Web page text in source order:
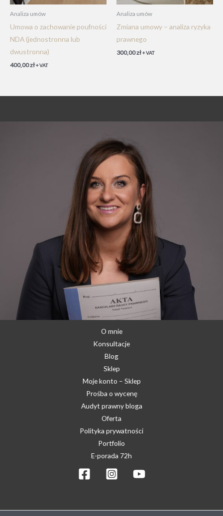
Analiza umów
Umowa o zachowanie poufności
NDA (jednostronna lub
dwustronna)
400,00zł+ VAT
Analiza umów
Zmiana umowy – analiza ryzyka
prawnego
300,00zł+ VAT
O mnie
Konsultacje
Blog
Sklep
Moje konto – Sklep
Prośba o wycenę
Audyt prawny bloga
Oferta
Polityka prywatności
Portfolio
E-porada 72h